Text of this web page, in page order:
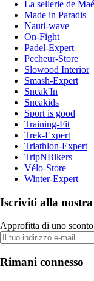
La sellerie de Maé
Made in Paradis
Nauti-wave
On-Fight
Padel-Expert
Pecheur-Store
Slowood Interior
Smash-Expert
Sneak'In
Sneakids
Sport is good
Training-Fit
Trek-Expert
Triathlon-Expert
TripNBikers
Vélo-Store
Winter-Expert
Iscriviti alla nostra
Approfitta di uno
Rimani connesso